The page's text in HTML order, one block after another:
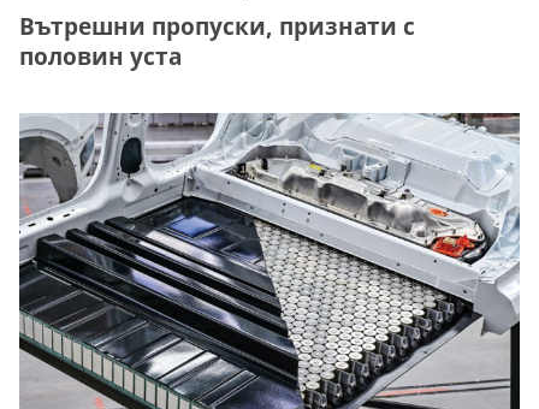
Вътрешни пропуски, признати с
половин уста